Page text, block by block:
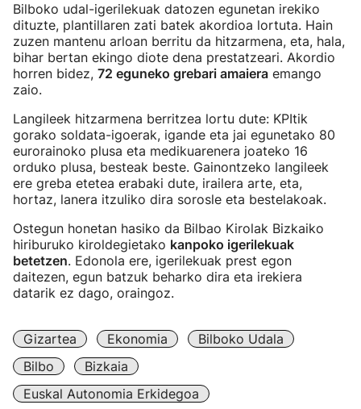
Bilboko udal-igerilekuak datozen egunetan irekiko
dituzte, plantillaren zati batek akordioa lortuta. Hain
zuzen mantenu arloan berritu da hitzarmena, eta, hala,
bihar bertan ekingo diote dena prestatzeari. Akordio
horren bidez, 72 eguneko grebari amaiera emango
zaio.
Langileek hitzarmena berritzea lortu dute: KPItik
gorako soldata-igoerak, igande eta jai egunetako 80
eurorainoko plusa eta medikuarenera joateko 16
orduko plusa, besteak beste. Gainontzeko langileek
ere greba etetea erabaki dute, irailera arte, eta,
hortaz, lanera itzuliko dira sorosle eta bestelakoak.
Ostegun honetan hasiko da Bilbao Kirolak Bizkaiko
hiriburuko kiroldegietako kanpoko igerilekuak
betetzen. Edonola ere, igerilekuak prest egon
daitezen, egun batzuk beharko dira eta irekiera
datarik ez dago, oraingoz.
Gizartea Ekonomia
Bilboko Udala
Bilbo
Bizkaia
Euskal Autonomia Erkidegoa